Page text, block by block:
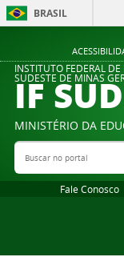
BRASIL
INSTITUTO FEDERAL
SUDESTE DE MINAS
IF
MINISTÉRIO DA
Buscar no portal
Fale Conosco